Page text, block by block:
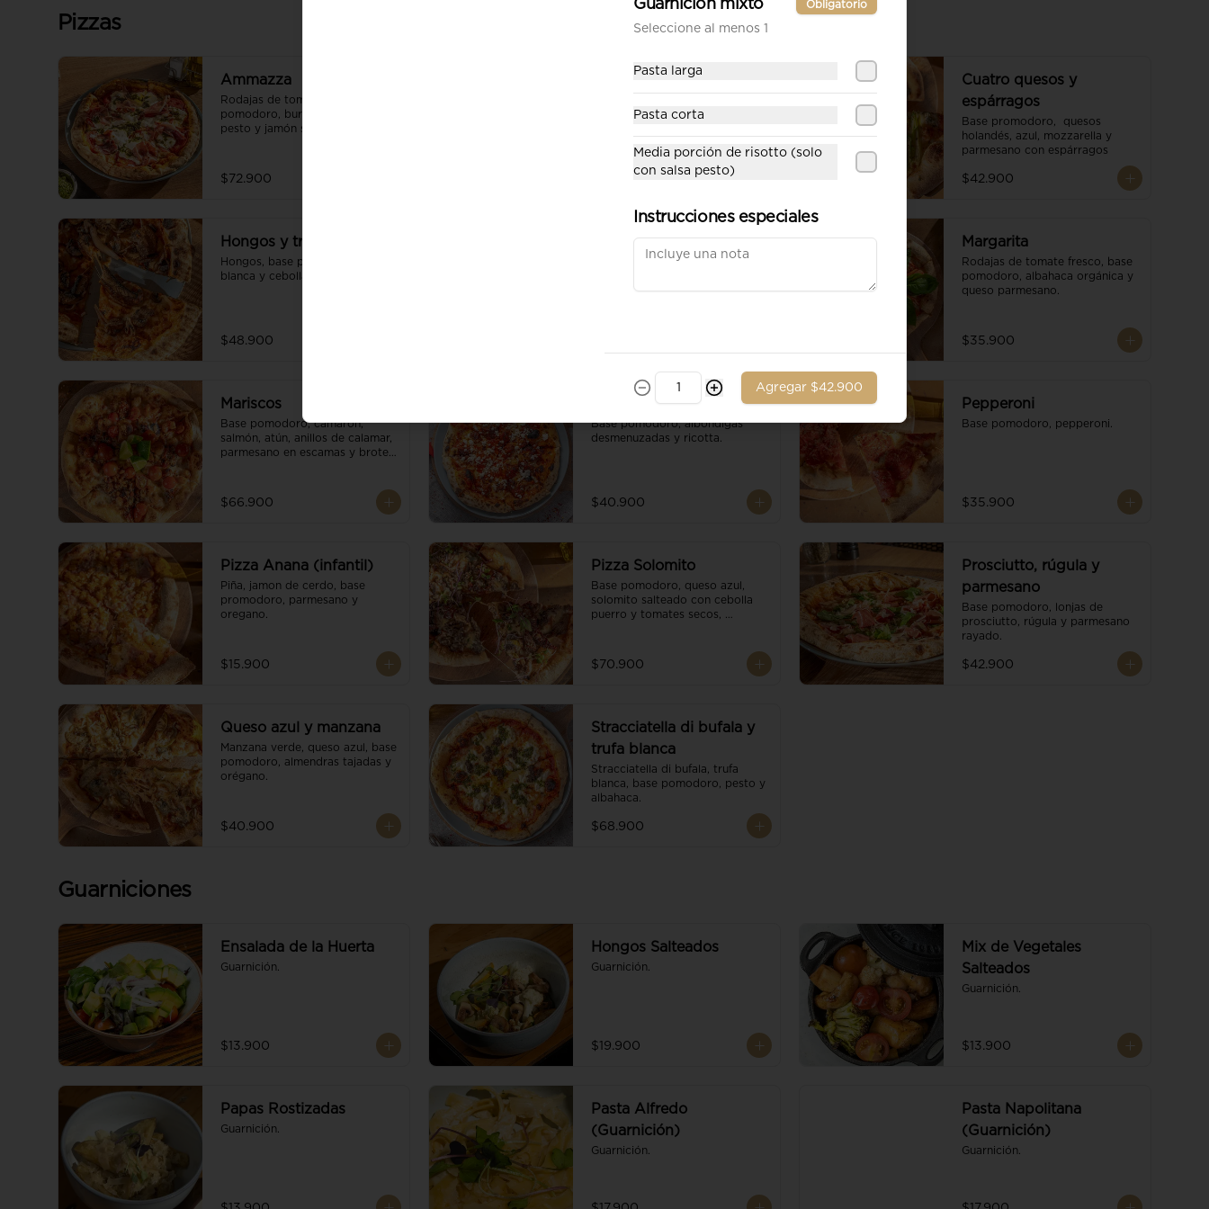
Pizzas
Ammazza
Rodajas de tomate fresco, base
pomodoro, burrata cremoso,
pesto y jamón serrano.
$72.900
pomodoro, escamas de
Cuatro quesos y
espárragos
Base promodoro,  quesos
holandés, azul, mozzarella y
parmesano con espárragos
$42.900
Hongos y trufa blanca
Hongos, base pomodoro, trufa
blanca y cebolla.
$48.900
Madurados
Jamón serrano, base pomodoro,
Margarita
Rodajas de tomate fresco, base
pomodoro, albahaca orgánica y
queso parmesano.
$35.900
Mariscos
Base pomodoro, camarón,
salmón, atún, anillos de calamar,
parmesano en escamas y brotes
$66.900
Meatball y ricotta
Base pomodoro, albondigas
desmenuzadas y ricotta.
$40.900
Pepperoni
Base pomodoro, pepperoni.
$35.900
Pizza Anana (infantil)
Piña, jamon de cerdo, base
promodoro, parmesano y
oregano.
$15.900
Pizza Solomito
Base pomodoro, queso azul,
solomito salteado con cebolla
puerro y tomates secos,
$70.900
Prosciutto, rúgula y
parmesano
Base pomodoro, lonjas de
prosciutto, rúgula y parmesano
rayado.
$42.900
Queso azul y manzana
Manzana verde, queso azul, base
pomodoro, almendras tajadas y
orégano.
$40.900
Stracciatella di bufala y
trufa blanca
Stracciatella di bufala, trufa
blanca, base pomodoro, pesto y
albahaca.
$68.900
Guarniciones
Ensalada de la Huerta
Guarnición.
$13.900
Hongos Salteados
Guarnición.
$19.900
Mix de Vegetales
Salteados
Guarnición.
$13.900
Papas Rostizadas
Guarnición.
Pasta Alfredo
(Guarnición)
Guarnición.
Pasta Napolitana
(Guarnición)
Guarnición.
Guarnición mixto Obligatorio
Seleccione al menos 1
Pasta larga
Pasta corta
Media porción de risotto (solo
con salsa pesto)
Instrucciones especiales
Agregar $42.900